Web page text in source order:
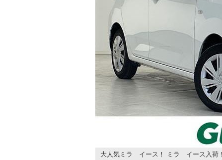
大人気ミラ イース！ ミラ イース入荷